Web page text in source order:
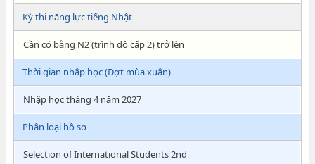
Kỳ thi năng lực tiếng Nhật
Cần có bằng N2 (trình độ cấp 2) trở lên
Thời gian nhập học (Đợt mùa xuân)
Nhập học tháng 4 năm 2027
Phân loại hồ sơ
Selection of International Students 2nd